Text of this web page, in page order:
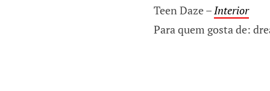
Teen Daze – Interior
Para quem gosta de: